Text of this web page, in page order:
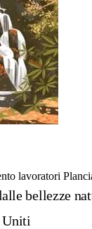
lavoratori
bellezze
Uniti